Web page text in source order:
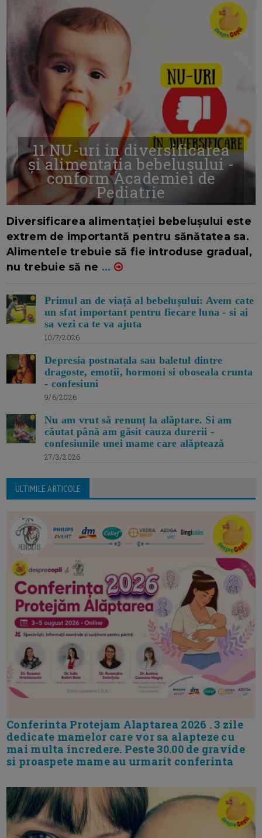
11 NU-uri in diversificarea
și alimentația bebelușului -
conform Academiei de
Pediatrie
Diversificarea alimentației bebelușului este
extrem de importantă pentru sănătatea sa.
Alimentele trebuie să fie introduse gradual,
nu trebuie să ne ...
Primul an de viață al bebelușului: Avem cate
un sfat important pentru fiecare luna - si ai
sa vezi ca te va ajuta
10/7/2026
Depresia postnatala sau baletul dintre
dragoste, emotii, hormoni si oboseala crunta
- confesiuni
9/6/2026
Nu am vrut să renunț la alăptare. Si am
căutat până am găsit cauza durerii -
confesiunile unei mame care alăptează
27/3/2026
ULTIMILE ARTICOLE
Conferinta Protejam Alaptarea 2026 . 3 zile
dedicate mamelor care vor sa alapteze cu
mai multa incredere. Peste 30.00 de gravide
si proaspete mame au urmarit conferinta